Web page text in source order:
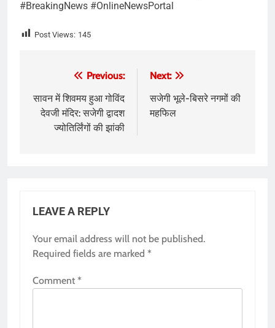
#BreakingNews #OnlineNewsPortal
Post Views: 145
navigation
Previous:
सावन में शिवमय हुआ गोविंद
देवजी मंदिर: सजेगी द्वादश
ज्योतिर्लिंगों की झांकी
Next:
सजेगी भूले-बिसरे नगमों की
महफिल
LEAVE A REPLY
Your email address will not be published.
Required fields are marked *
Comment *